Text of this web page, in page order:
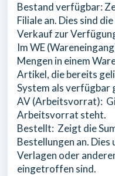
Bestand verfügbar:
Filiale an. Dies sind
Verkauf zur
Im WE
Mengen in einem
Artikel, die bereits
System als verfügbar
AV (Arbeitsvorrat):
Arbeitsvorrat steht.
Bestellt: Zeigt die
Bestellungen an.
Verlagen oder
eingetroffen sind.